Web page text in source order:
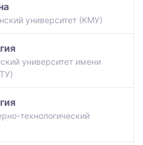
университет (КМУ)
университет имени
технологический